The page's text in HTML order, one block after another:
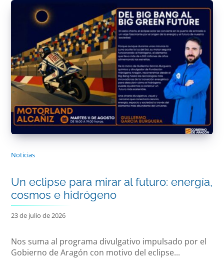
Noticias
Un eclipse para mirar al futuro: energía,
cosmos e hidrógeno
23 de julio de 2026
Nos suma al programa divulgativo impulsado por el
Gobierno de Aragón con motivo del eclipse...